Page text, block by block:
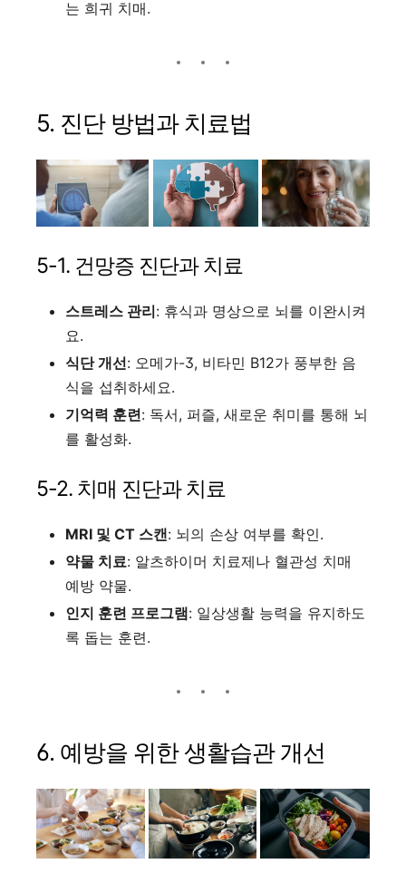
는 희귀 치매.
5. 진단 방법과 치료법
5-1. 건망증 진단과 치료
스트레스 관리: 휴식과 명상으로 뇌를 이완시켜
요.
식단 개선: 오메가-3, 비타민 B12가 풍부한 음
식을 섭취하세요.
기억력 훈련: 독서, 퍼즐, 새로운 취미를 통해 뇌
를 활성화.
5-2. 치매 진단과 치료
MRI 및 CT 스캔: 뇌의 손상 여부를 확인.
약물 치료: 알츠하이머 치료제나 혈관성 치매
예방 약물.
인지 훈련 프로그램: 일상생활 능력을 유지하도
록 돕는 훈련.
6. 예방을 위한 생활습관 개선